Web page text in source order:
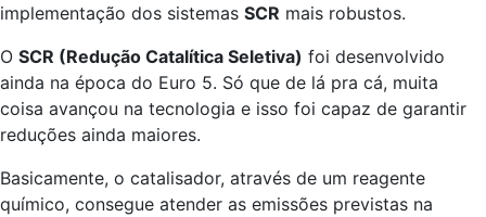
implementação dos sistemas SCR mais robustos.
O SCR (Redução Catalítica Seletiva) foi desenvolvido
ainda na época do Euro 5. Só que de lá pra cá, muita
coisa avançou na tecnologia e isso foi capaz de garantir
reduções ainda maiores.
Basicamente, o catalisador, através de um reagente
químico, consegue atender as emissões previstas na